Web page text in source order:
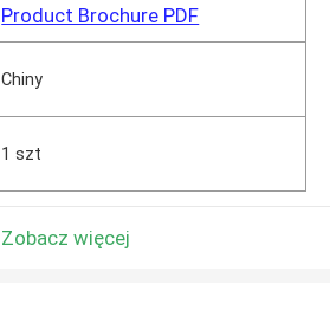
Product Brochure PDF
Chiny
1 szt
Zobacz więcej